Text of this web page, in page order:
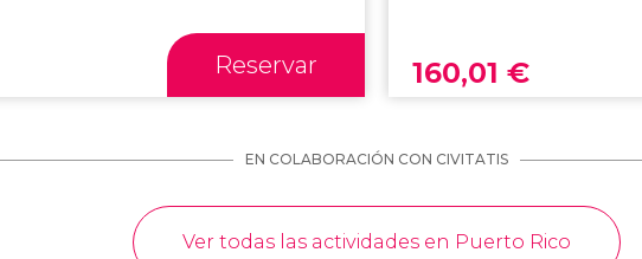
Reservar 160,01 €
EN COLABORACIÓN CON CIVITATIS
Ver todas las actividades en Puerto Rico